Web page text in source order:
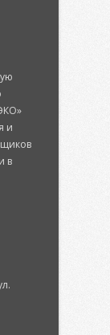
и
в